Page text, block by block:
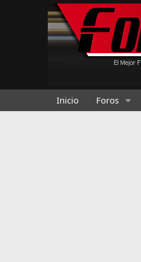
Inicio Foros